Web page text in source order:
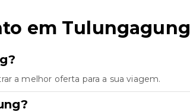
em Tulungagung
a melhor oferta para a sua viagem.